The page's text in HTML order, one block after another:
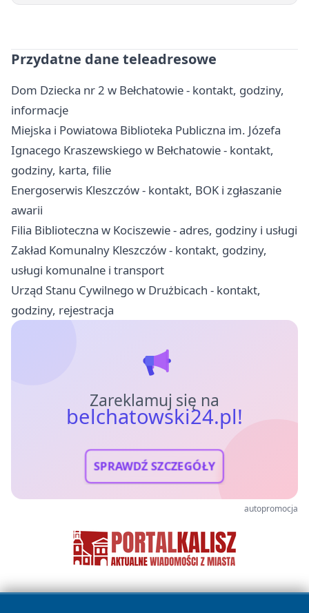
Przydatne dane teleadresowe
Dom Dziecka nr 2 w Bełchatowie - kontakt, godziny,
informacje
Miejska i Powiatowa Biblioteka Publiczna im. Józefa
Ignacego Kraszewskiego w Bełchatowie - kontakt,
godziny, karta, filie
Energoserwis Kleszczów - kontakt, BOK i zgłaszanie
awarii
Filia Biblioteczna w Kociszewie - adres, godziny i usługi
Zakład Komunalny Kleszczów - kontakt, godziny,
usługi komunalne i transport
Urząd Stanu Cywilnego w Drużbicach - kontakt,
godziny, rejestracja
Zareklamuj się na
belchatowski24.pl!
SPRAWDŹ SZCZEGÓŁY
autopromocja